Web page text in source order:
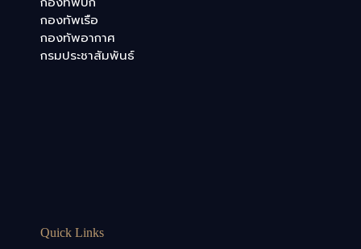
กองทัพเรือ
กองทัพอากาศ
กรมประชาสัมพันธ์
Quick Links